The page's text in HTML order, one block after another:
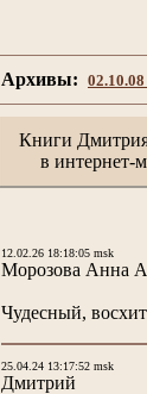
Архивы:
Книги
в интернет-
12.02.26 18:18:05 msk
Морозова Анна
Чудесный,
25.04.24 13:17:52 msk
Дмитрий